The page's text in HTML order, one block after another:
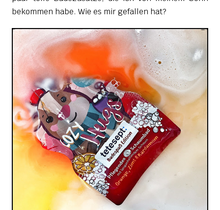
bekommen habe. Wie es mir gefallen hat?